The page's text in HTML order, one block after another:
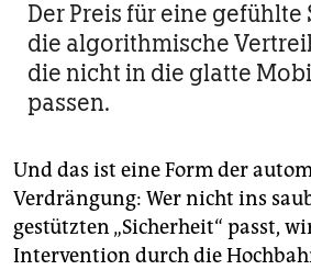
Der Preis für eine
die algorithmische
die nicht in die glatte
passen.
Und das ist eine Form der
Verdrängung: Wer nicht ins
gestützten „Sicherheit“ passt,
Intervention durch die